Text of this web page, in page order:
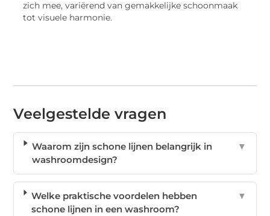
zich mee, variërend van gemakkelijke schoonmaak
tot visuele harmonie.
Veelgestelde vragen
Waarom zijn schone lijnen belangrijk in
washroomdesign?
▼
Welke praktische voordelen hebben
schone lijnen in een washroom?
▼